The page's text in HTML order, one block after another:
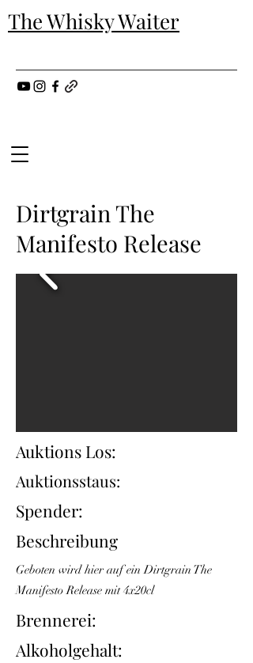
The Whisky Waiter
Dirtgrain The
Manifesto Release
Auktions Los:
Auktionsstaus:
Spender:
Beschreibung
Geboten wird hier auf ein Dirtgrain The
Manifesto Release mit 4x20cl
Brennerei:
Alkoholgehalt: